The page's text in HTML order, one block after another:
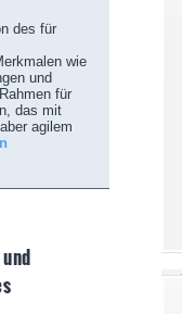
des für
wie
und
für
das mit
agilem